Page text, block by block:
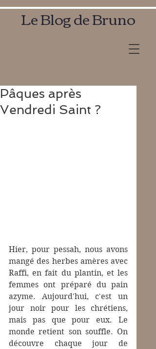
Le Blog de Bruno
Pâques après
Vendredi Saint ?
Hier, pour pessah, nous avons
mangé des herbes amères avec
Raffi, en fait du plantin, et les
femmes ont préparé du pain
azyme. Aujourd'hui, c'est un
jour noir pour les chrétiens,
mais pas que pour eux. Le
monde retient son souffle. On
découvre chaque jour de